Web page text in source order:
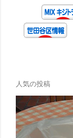
人気の投稿